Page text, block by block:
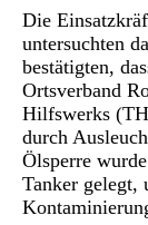
Die
untersuchten
bestätigten,
Ortsverband
Hilfswerks
durch
Ölsperre
Tanker gelegt,